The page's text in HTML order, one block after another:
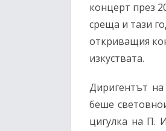
концерт през
среща и тази
откриващия
изкуствата.
Диригентът
беше
цигулка на П.